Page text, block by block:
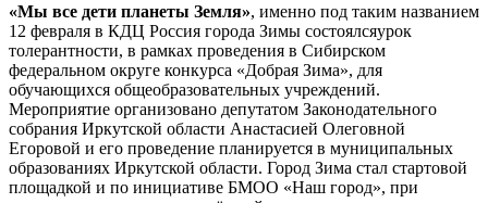
«Мы все дети планеты Земля», именно под таким названием
12 февраля в КДЦ Россия города Зимы состоялсяурок
толерантности, в рамках проведения в Сибирском
федеральном округе конкурса «Добрая Зима», для
обучающихся общеобразовательных учреждений.
Мероприятие организовано депутатом Законодательного
собрания Иркутской области Анастасией Олеговной
Егоровой и его проведение планируется в муниципальных
образованиях Иркутской области. Город Зима стал стартовой
площадкой и по инициативе БМОО «Наш город», при